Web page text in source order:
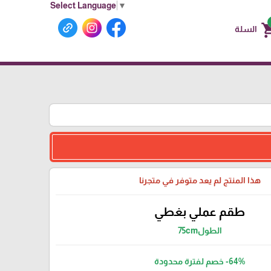
Select Language ▼
السلة
هذا المنتج لم يعد متوفر في متجرنا
طقم عملي بغطي
الطول75cm
-64%خصم لفترة محدودة